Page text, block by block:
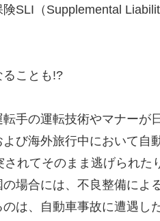
SLI（Supplemental
ことも!?
手の運転技術やマナーが
び海外旅行中において自
されてそのまま逃げられた
場合には、不良整備によ
は、自動車事故に遭遇し